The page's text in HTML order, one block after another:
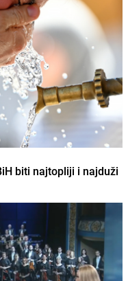
biti najtopliji i najduži